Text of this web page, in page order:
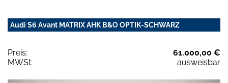
Audi S6 Avant MATRIX AHK B&O OPTIK-SCHWARZ
Preis:
61.000,00 €
MWSt:
ausweisbar